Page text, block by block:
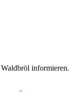
Waldbröl informieren.